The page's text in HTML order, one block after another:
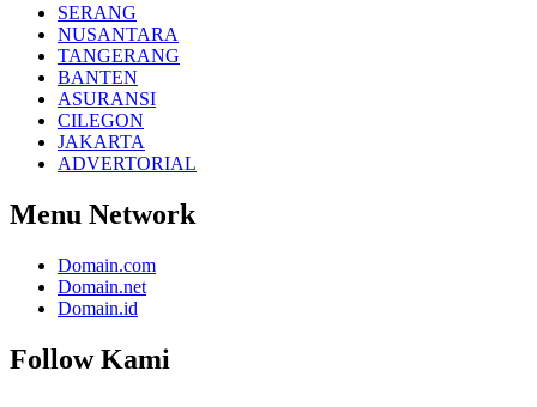
SERANG
NUSANTARA
TANGERANG
BANTEN
ASURANSI
CILEGON
JAKARTA
ADVERTORIAL
Menu Network
Domain.com
Domain.net
Domain.id
Follow Kami